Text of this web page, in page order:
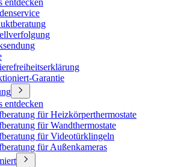
entdecken
Garantie
entdecken
für Heizkörperthermostate
für Wandthermostate
für Videotürklingeln
für Außenkameras